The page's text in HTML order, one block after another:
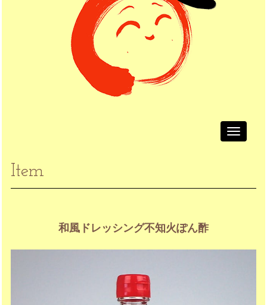
Toggle
Item
和風ドレッシング不知火ぽん酢